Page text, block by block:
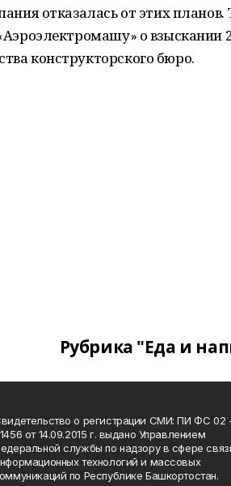
отказалась от этих планов.
о взыскании
конструкторского бюро.
Рубрика "Еда и
о регистрации СМИ: ПИ ФС 02
от 14.09.2015 г. выдано Управлением
службы по надзору в сфере
технологий и массовых
по Республике Башкортостан.